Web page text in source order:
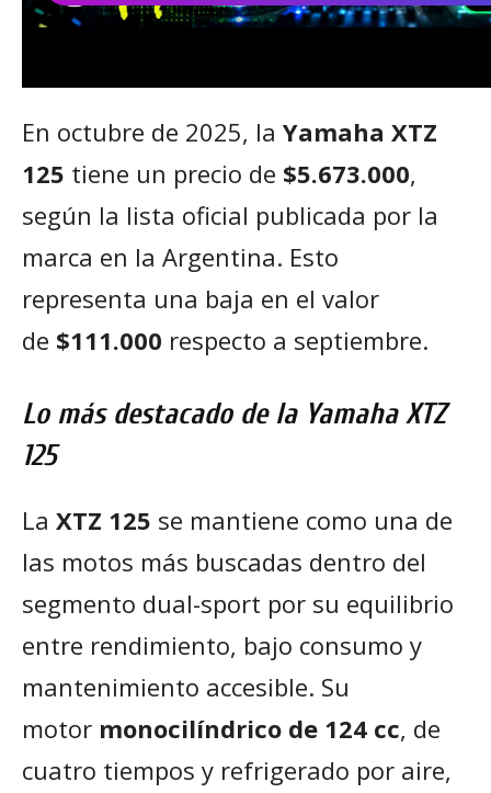
En octubre de 2025, la Yamaha XTZ
125 tiene un precio de $5.673.000,
según la lista oficial publicada por la
marca en la Argentina. Esto
representa una baja en el valor
de $111.000 respecto a septiembre.
Lo más destacado de la Yamaha XTZ
125
La XTZ 125 se mantiene como una de
las motos más buscadas dentro del
segmento dual-sport por su equilibrio
entre rendimiento, bajo consumo y
mantenimiento accesible. Su
motor monocilíndrico de 124 cc, de
cuatro tiempos y refrigerado por aire,